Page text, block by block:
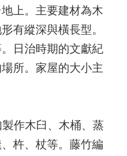
上。主要建材為木
有縱深與橫長型。
日治時期的文獻紀
所。家屋的大小主
作木臼、木桶、蒸
杵、杖等。藤竹編